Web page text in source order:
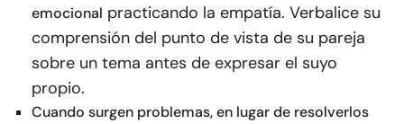
emocional practicando la empatía. Verbalice su
comprensión del punto de vista de su pareja
sobre un tema antes de expresar el suyo
propio.
Cuando surgen problemas, en lugar de resolverlos